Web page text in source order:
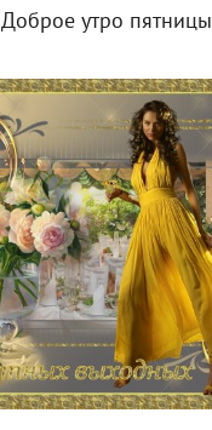
Доброе утро пятницы